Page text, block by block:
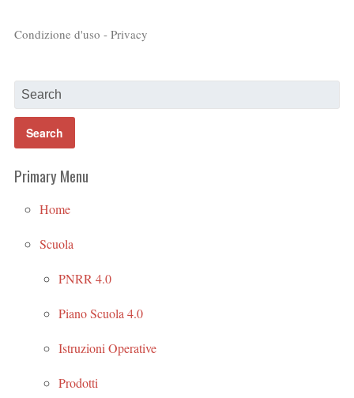
Condizione d'uso - Privacy
Primary Menu
Home
Scuola
PNRR 4.0
Piano Scuola 4.0
Istruzioni Operative
Prodotti